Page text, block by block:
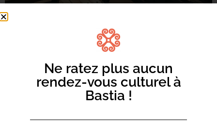
Ne ratez plus aucun
rendez-vous culturel à
Bastia !